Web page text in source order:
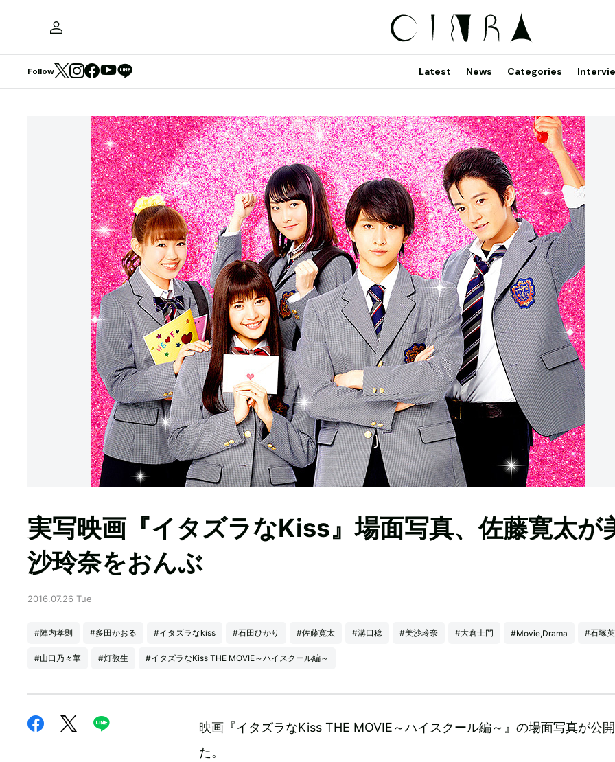
Follow Latest News Categories
実写映画『イタズラなKiss』場面写真、佐藤寛太が
沙玲奈をおんぶ
2016.07.26 Tue
#陣内孝則 #多田かおる #イタズラなkiss #石田ひかり #佐藤寛太 #溝口稔 #美沙玲奈 #大倉士門 #Movie,Drama #石塚
#山口乃々華 #灯敦生 #イタズラなKiss THE MOVIE～ハイスクール編～
映画『イタズラなKiss THE MOVIE～ハイスクール編～』の場面写真が公
た。